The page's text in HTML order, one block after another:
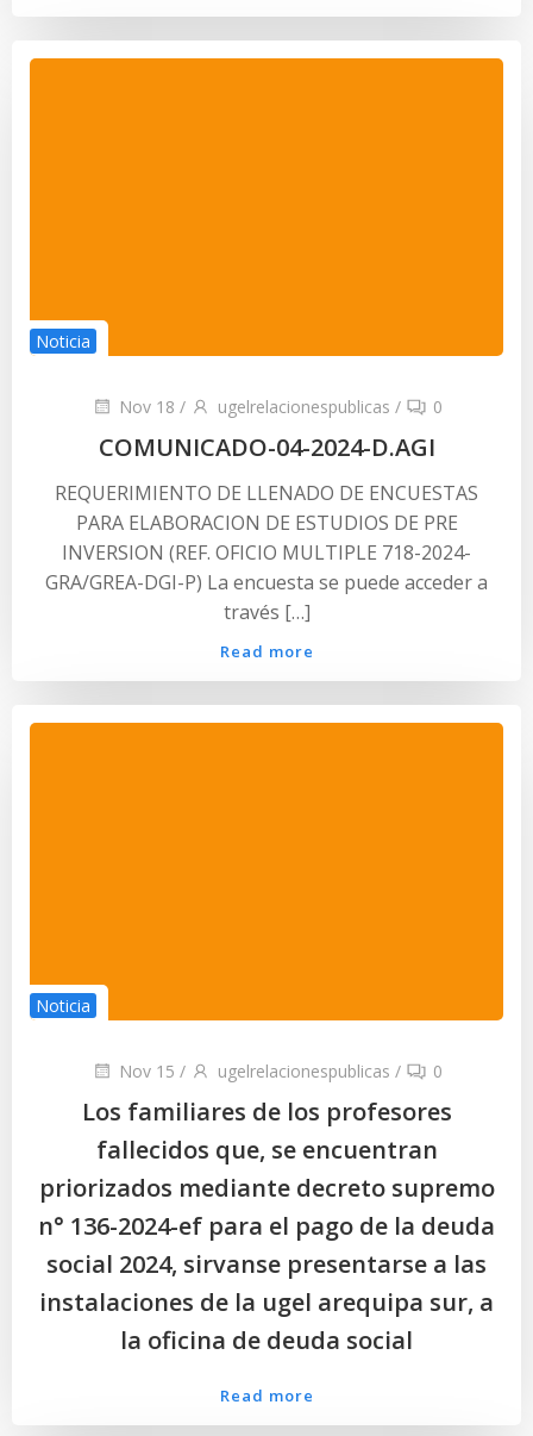
Noticia
Nov 18 / ugelrelacionespublicas / 0
COMUNICADO-04-2024-D.AGI
REQUERIMIENTO DE LLENADO DE ENCUESTAS
PARA ELABORACION DE ESTUDIOS DE PRE
INVERSION (REF. OFICIO MULTIPLE 718-2024-
GRA/GREA-DGI-P) La encuesta se puede acceder a
través […]
Read more
Noticia
Nov 15 / ugelrelacionespublicas / 0
Los familiares de los profesores
fallecidos que, se encuentran
priorizados mediante decreto supremo
n° 136-2024-ef para el pago de la deuda
social 2024, sirvanse presentarse a las
instalaciones de la ugel arequipa sur, a
la oficina de deuda social
Read more